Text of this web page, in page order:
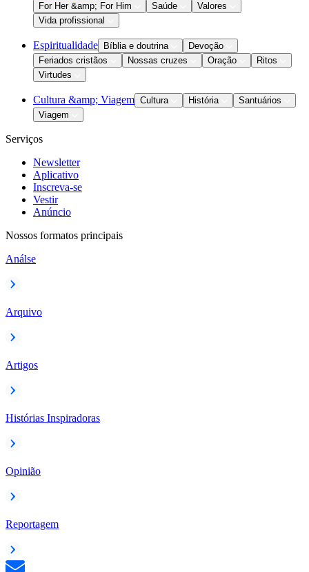
For Her &amp; For Him
Saúde
Valores
Vida profissional
Espiritualidade Bíblia e doutrina
Devoção
Feriados cristãos
Nossas cruzes Oração
Ritos
Virtudes
Cultura &amp; Viagem Cultura História
Santuários
Viagem
Serviços
Newsletter
Aplicativo
Inscreva-se
Vestir
Anúncio
Nossos formatos principais
Análse
Arquivo
Artigos
Histórias Inspiradoras
Opinião
Reportagem